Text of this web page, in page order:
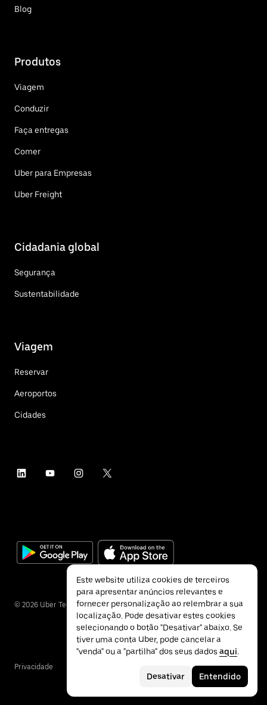
Blog
Produtos
Viagem
Conduzir
Faça entregas
Comer
Uber para Empresas
Uber Freight
Cidadania global
Segurança
Sustentabilidade
Viagem
Reservar
Aeroportos
Cidades
© 2026 Uber Technologies Inc.
Privacidade
Este website utiliza cookies de terceiros
para apresentar anúncios relevantes e
fornecer personalização ao relembrar a sua
localização. Pode desativar estes cookies
selecionando o botão "Desativar" abaixo. Se
tiver uma conta Uber, pode cancelar a
"venda" ou a "partilha" dos seus dados aqui.
Desativar Entendido